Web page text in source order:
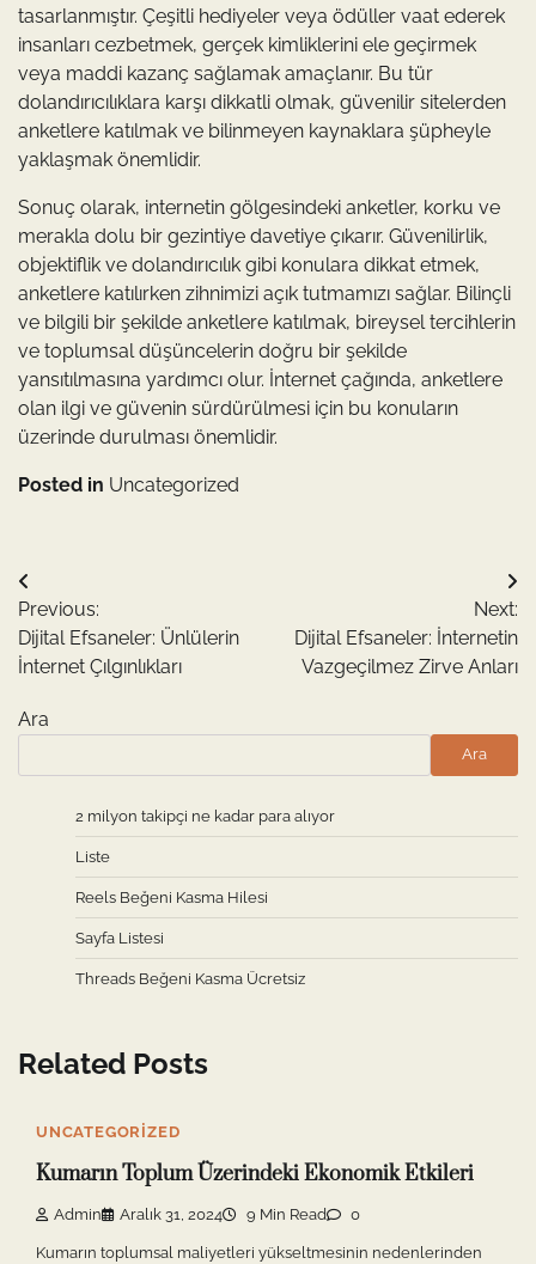
tasarlanmıştır. Çeşitli hediyeler veya ödüller vaat ederek
insanları cezbetmek, gerçek kimliklerini ele geçirmek
veya maddi kazanç sağlamak amaçlanır. Bu tür
dolandırıcılıklara karşı dikkatli olmak, güvenilir sitelerden
anketlere katılmak ve bilinmeyen kaynaklara şüpheyle
yaklaşmak önemlidir.
Sonuç olarak, internetin gölgesindeki anketler, korku ve
merakla dolu bir gezintiye davetiye çıkarır. Güvenilirlik,
objektiflik ve dolandırıcılık gibi konulara dikkat etmek,
anketlere katılırken zihnimizi açık tutmamızı sağlar. Bilinçli
ve bilgili bir şekilde anketlere katılmak, bireysel tercihlerin
ve toplumsal düşüncelerin doğru bir şekilde
yansıtılmasına yardımcı olur. İnternet çağında, anketlere
olan ilgi ve güvenin sürdürülmesi için bu konuların
üzerinde durulması önemlidir.
Posted in Uncategorized
Yazı
gezinmesi
Previous:
Dijital Efsaneler: Ünlülerin
İnternet Çılgınlıkları
Next:
Dijital Efsaneler: İnternetin
Vazgeçilmez Zirve Anları
Ara
Ara
2 milyon takipçi ne kadar para alıyor
Liste
Reels Beğeni Kasma Hilesi
Sayfa Listesi
Threads Beğeni Kasma Ücretsiz
Related Posts
UNCATEGORIZED
Kumarın Toplum Üzerindeki Ekonomik Etkileri
Admin Aralık 31, 2024 9 Min Read 0
Kumarın toplumsal maliyetleri yükseltmesinin nedenlerinden